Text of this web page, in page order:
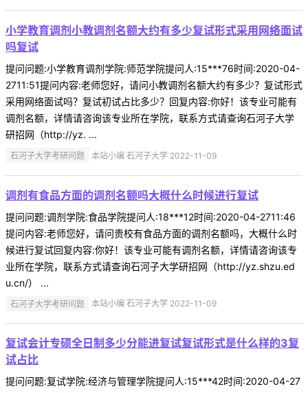
小学教育调剂小教调剂名额大约有多少复试形式采用网络面试
吗复试
提问问题:小学教育调剂学院:师范学院提问人:15***76时间:2020-04-
2711:51提问内容:老师您好，请问小教调剂名额大约有多少？复试形式
采用网络面试吗？复试初试占比多少？回复内容:你好！该专业可能有
调剂名额，详情请咨询该专业所在学院，联系方式请查询石河子大学
研招网（http://yz. ...
石河子大学考研问题 本站小编 石河子大学 2022-11-09
调剂有食品方面的调剂名额吗大概什么时候进行复试
提问问题:调剂学院:食品学院提问人:18***12时间:2020-04-2711:46
提问内容:老师您好，请问贵校有食品方面的调剂名额吗，大概什么时
候进行复试回复内容:你好！该专业可能有调剂名额，详情请咨询该专
业所在学院，联系方式请查询石河子大学研招网（http://yz.shzu.ed
u.cn/） ...
石河子大学考研问题 本站小编 石河子大学 2022-11-09
复试会计专硕全日制多少分能进复试复试形式是什么样的3复
试占比
提问问题:复试学院:经济与管理学院提问人:15***42时间:2020-04-27